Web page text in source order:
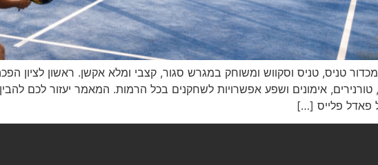
טניס, טניס וסקווש ומשוחק במגרש סגור, קצבי ומלא אקשן. ראשון לציון
טורנירים, אימונים ושפע אפשרויות לשחקנים בכל הרמות. המאמר יעזור לכם
פאדל פלייס […]